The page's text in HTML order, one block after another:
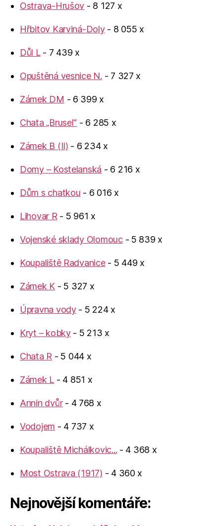
Ostrava-Hrušov - 8 127 x
Hřbitov Karviná-Doly- 8 055 x
Důl L- 7 439 x
Opuštěná vesnice N. - 7 327 x
Zámek DM - 6 399 x
Chata „Brusel“ - 6 285 x
Zámek B (II) - 6 234 x
Domy – Kostelanská - 6 216 x
Dům s chatkou - 6 016 x
Lihovar R - 5 961 x
Vojenské sklady Olomouc- 5 839 x
Koupaliště Radvanice- 5 449 x
Zámek K - 5 327 x
Úpravna vody- 5 224 x
Kryt – kobky- 5 213 x
Chata R - 5 044 x
Zámek L - 4 851 x
Annin dvůr- 4 768 x
Vodojem - 4 737 x
Koupaliště Michálkovic... - 4 368 x
Most Ostrava (1917) - 4 360 x
Nejnovější komentáře: